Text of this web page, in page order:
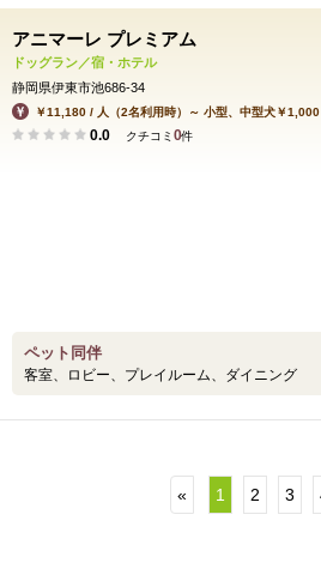
アニマーレ プレミアム
ドッグラン／宿・ホテル
静岡県伊東市池686-34
￥11,180 / 人（2名利用時）～ 小型、中型犬￥
0.0 クチコミ 0件
ペット同伴
客室、ロビー、プレイルーム、ダイニング
« 1 2 3